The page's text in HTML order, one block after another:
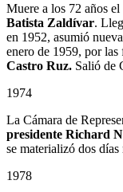
Muere a los 72 años
Batista Zaldívar.
en 1952, asumió
enero de 1959, por
Castro Ruz. Salió de
1974
La Cámara de
presidente Richard
se materializó dos días
1978